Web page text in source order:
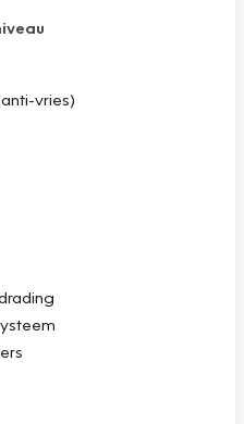
vries)